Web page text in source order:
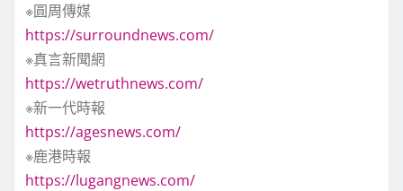
※圓周傳媒
https://surroundnews.com/
※真言新聞網
https://wetruthnews.com/
※新一代時報
https://agesnews.com/
※鹿港時報
https://lugangnews.com/